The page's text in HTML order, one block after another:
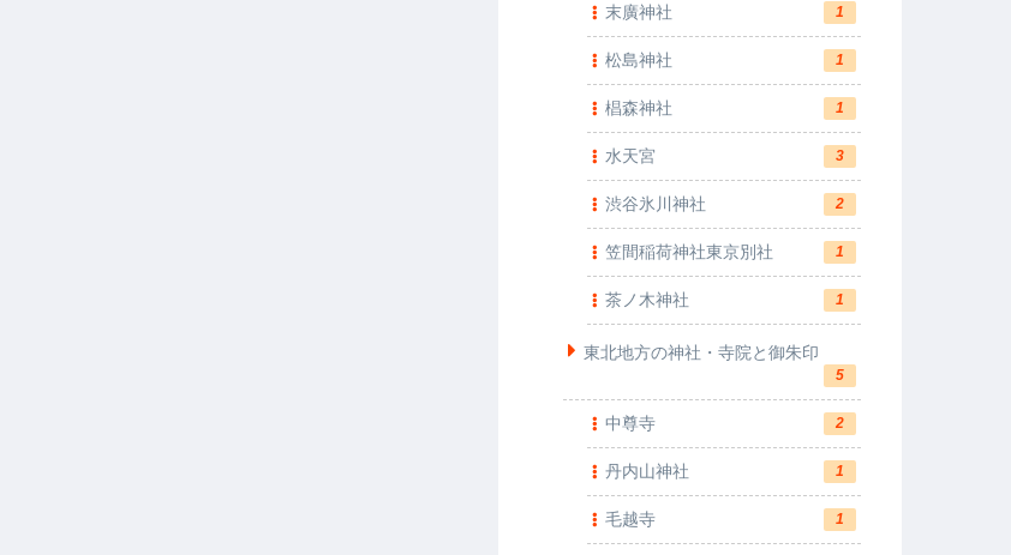
末廣神社 1
松島神社 1
椙森神社 1
水天宮 3
渋谷氷川神社 2
笠間稲荷神社東京別社 1
茶ノ木神社 1
東北地方の神社・寺院と御朱印
5
中尊寺 2
丹内山神社 1
毛越寺 1